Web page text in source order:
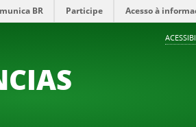
BR Participe Acesso à